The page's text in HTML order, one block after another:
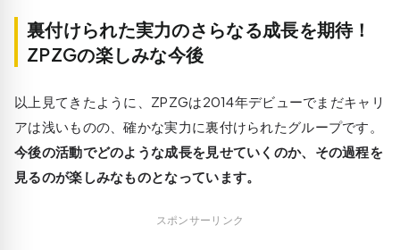
裏付けられた実力のさらなる成長を期待！
ZPZGの楽しみな今後
以上見てきたように、ZPZGは2014年デビューでまだキャリ
アは浅いものの、確かな実力に裏付けられたグループです。
今後の活動でどのような成長を見せていくのか、その過程を
見るのが楽しみなものとなっています。
スポンサーリンク